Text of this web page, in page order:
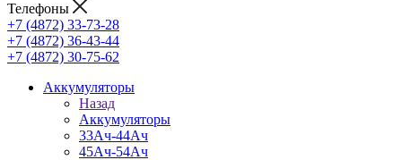
Телефоны
+7 (4872) 33-73-28
+7 (4872) 36-43-44
+7 (4872) 30-75-62
Аккумуляторы
Назад
Аккумуляторы
33Ач-44Ач
45Ач-54Ач